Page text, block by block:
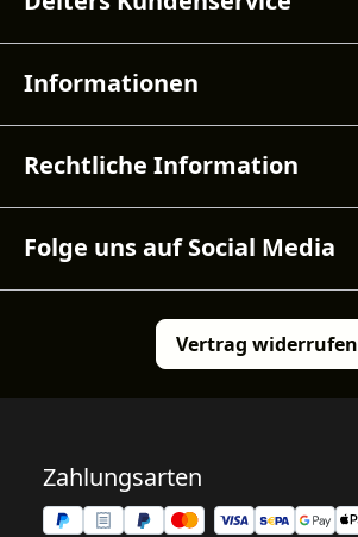
Informationen
Rechtliche Information
Folge uns auf Social Media
Vertrag widerrufen
Zahlungsarten